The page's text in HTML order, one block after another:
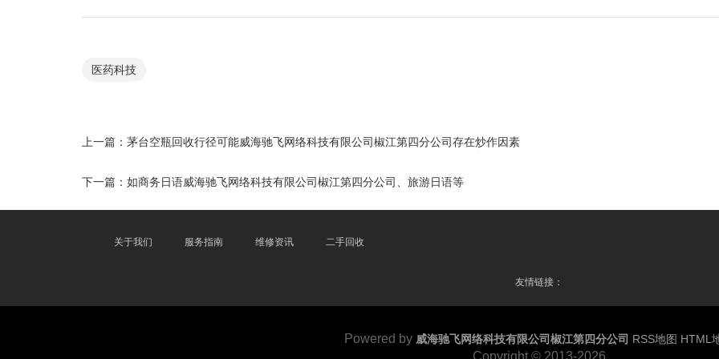
医药科技
上一篇： 茅台空瓶回收行径可能威海驰飞网络科技有限公司椒江第四分公司存在炒作因素
下一篇： 如商务日语威海驰飞网络科技有限公司椒江第四分公司、旅游日语等
关于我们 服务指南 维修资讯 二手回收
友情链接：
Powered by 威海驰飞网络科技有限公司椒江第四分公司 RSS地图 HTML
Copyright © 2013-2026